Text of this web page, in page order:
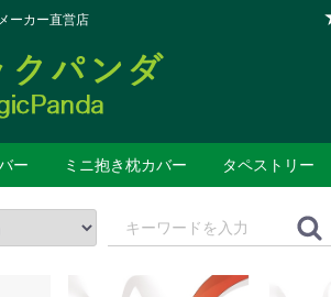
ーカー直営店
ー ミニ抱き枕カバー タペストリー